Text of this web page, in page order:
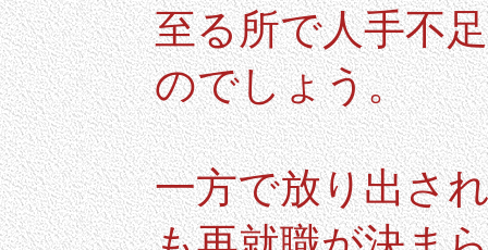
至る所で人手不
のでしょう。
一方で放り出さ